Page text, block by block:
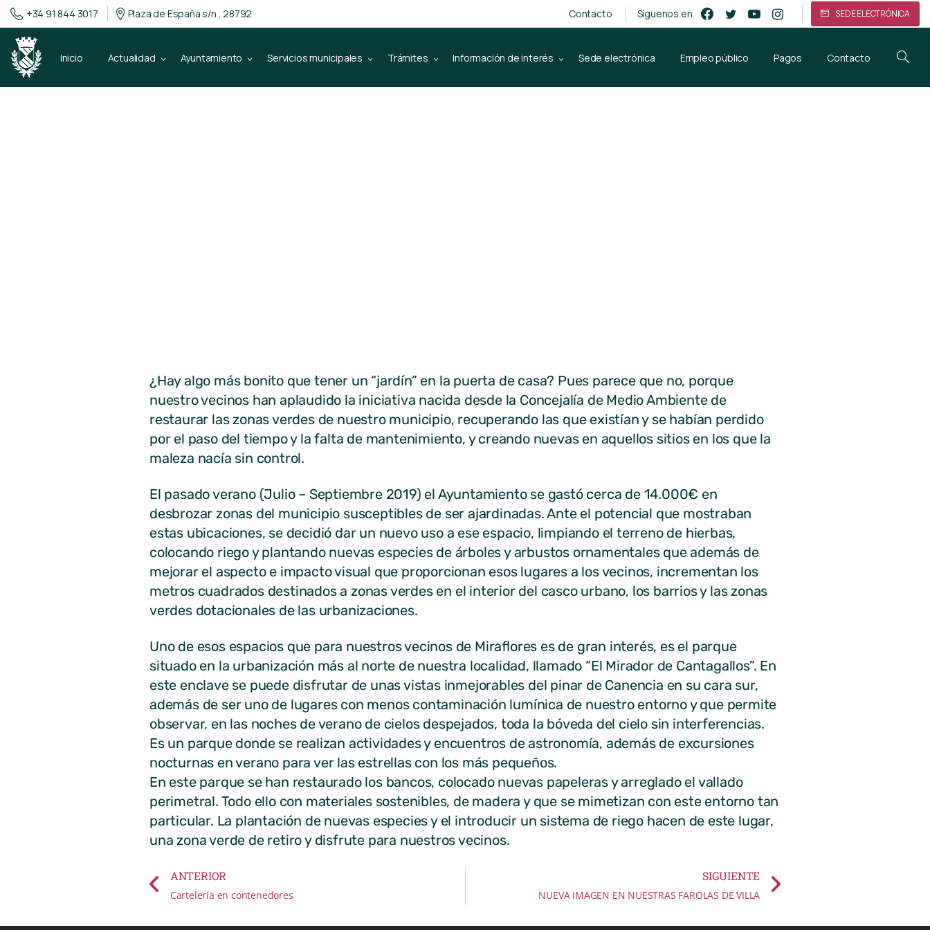
+34 91 844 3017 Plaza de España s/n , 28792 Contacto Síguenos en SEDE ELECTRÓNICA
Inicio Actualidad Ayuntamiento Servicios municipales Trámites Información de interés Sede electrónica Empleo público Pagos Contacto
¿Hay algo más bonito que tener un “jardín” en la puerta de casa? Pues parece que no, porque
nuestro vecinos han aplaudido la iniciativa nacida desde la Concejalía de Medio Ambiente de
restaurar las zonas verdes de nuestro municipio, recuperando las que existían y se habían perdido
por el paso del tiempo y la falta de mantenimiento, y creando nuevas en aquellos sitios en los que la
maleza nacía sin control.
El pasado verano (Julio – Septiembre 2019) el Ayuntamiento se gastó cerca de 14.000€ en
desbrozar zonas del municipio susceptibles de ser ajardinadas. Ante el potencial que mostraban
estas ubicaciones, se decidió dar un nuevo uso a ese espacio, limpiando el terreno de hierbas,
colocando riego y plantando nuevas especies de árboles y arbustos ornamentales que además de
mejorar el aspecto e impacto visual que proporcionan esos lugares a los vecinos, incrementan los
metros cuadrados destinados a zonas verdes en el interior del casco urbano, los barrios y las zonas
verdes dotacionales de las urbanizaciones.
Uno de esos espacios que para nuestros vecinos de Miraflores es de gran interés, es el parque
situado en la urbanización más al norte de nuestra localidad, llamado “El Mirador de Cantagallos”. En
este enclave se puede disfrutar de unas vistas inmejorables del pinar de Canencia en su cara sur,
además de ser uno de lugares con menos contaminación lumínica de nuestro entorno y que permite
observar, en las noches de verano de cielos despejados, toda la bóveda del cielo sin interferencias.
Es un parque donde se realizan actividades y encuentros de astronomía, además de excursiones
nocturnas en verano para ver las estrellas con los más pequeños.
En este parque se han restaurado los bancos, colocado nuevas papeleras y arreglado el vallado
perimetral. Todo ello con materiales sostenibles, de madera y que se mimetizan con este entorno tan
particular. La plantación de nuevas especies y el introducir un sistema de riego hacen de este lugar,
una zona verde de retiro y disfrute para nuestros vecinos.
ANTERIOR
Cartelería en contenedores
SIGUIENTE
NUEVA IMAGEN EN NUESTRAS FAROLAS DE VILLA